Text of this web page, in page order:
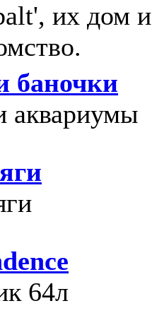
их дом и
баночки
аквариумы
64л